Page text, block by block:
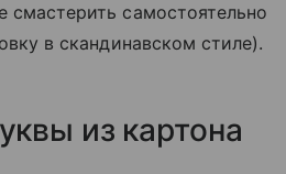
самостоятельно
в скандинавском стиле).
из картона